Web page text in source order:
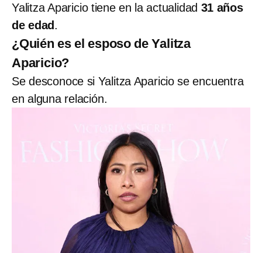
Yalitza Aparicio tiene en la actualidad 31 años
de edad .
¿Quién es el esposo de Yalitza
Aparicio?
Se desconoce si Yalitza Aparicio se encuentra
en alguna relación.